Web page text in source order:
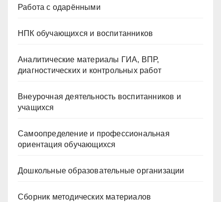
Работа с одарёнными
НПК обучающихся и воспитанников
Аналитические материалы ГИА, ВПР,
диагностических и контрольных работ
Внеурочная деятельность воспитанников и
учащихся
Самоопределение и профессиональная
ориентация обучающихся
Дошкольные образовательные организации
Сборник методических материалов